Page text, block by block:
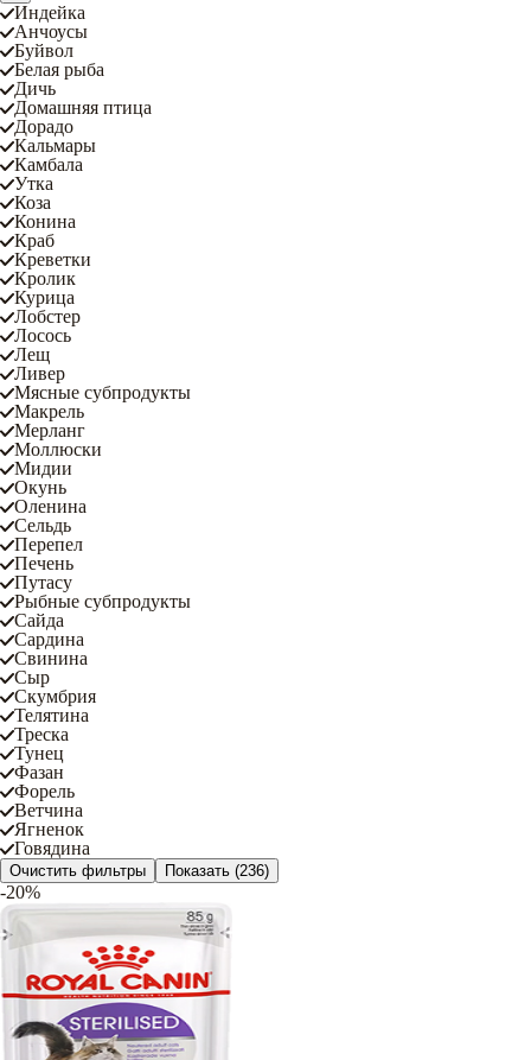
Индейка
Анчоусы
Буйвол
Белая рыба
Дичь
Домашняя птица
Дорадо
Кальмары
Камбала
Утка
Коза
Конина
Краб
Креветки
Кролик
Курица
Лобстер
Лосось
Лещ
Ливер
Мясные субпродукты
Макрель
Мерланг
Моллюски
Мидии
Окунь
Оленина
Сельдь
Перепел
Печень
Путасу
Рыбные субпродукты
Сайда
Сардина
Свинина
Сыр
Скумбрия
Телятина
Треска
Тунец
Фазан
Форель
Ветчина
Ягненок
Говядина
Очистить фильтры Показать (236)
-20%